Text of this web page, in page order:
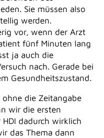
Sie müssen also
werden.
vor, wenn der Arzt
fünf Minuten lang
ja auch die
nach. Gerade bei
Gesundheitszustand.
die Zeitangabe
wir die ersten
dadurch wirklich
das Thema dann